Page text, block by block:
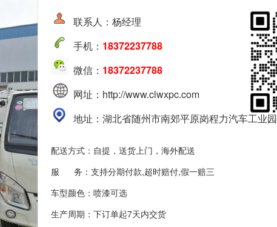
联系人：杨经理
手机： 18372237788
微信： 18372237788
网址：http://www.clwxpc.com
地址：湖北省随州市南郊平原岗程力汽车工业园
配送方式：自提，送货上门，海外配送
服 务：支持分期付款,超时赔付,假一赔三
车型颜色：喷漆可选
生产周期：下订单起7天内交货